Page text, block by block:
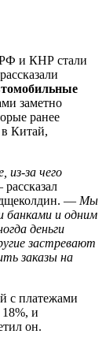
и КНР стали
заметно
ранее
в Китай,
из-за чего
— Мы
банками и одним
деньги
застревают
заказы на
с платежами
и
он.